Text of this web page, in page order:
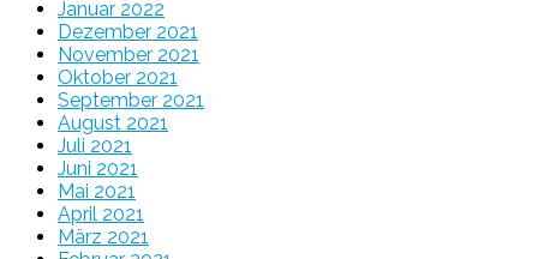
Januar 2022
Dezember 2021
November 2021
Oktober 2021
September 2021
August 2021
Juli 2021
Juni 2021
Mai 2021
April 2021
März 2021